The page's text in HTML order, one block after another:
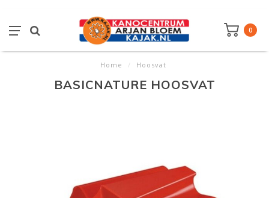
0
Home / Hoosvat
BASICNATURE HOOSVAT